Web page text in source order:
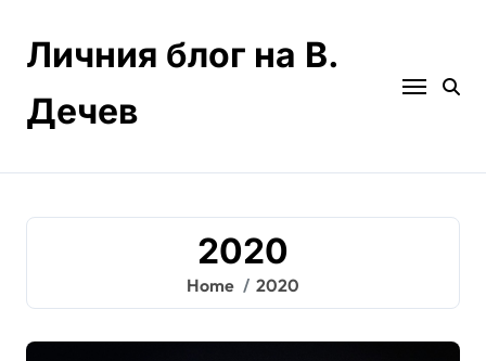
contentЛичния блог на В.
Дечев
2020
Home 2020